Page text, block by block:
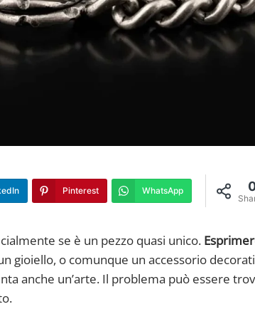
Pinterest WhatsApp
se è un pezzo quasi unico.
gioiello, o comunque un accessorio
anche un’arte. Il problema può essere